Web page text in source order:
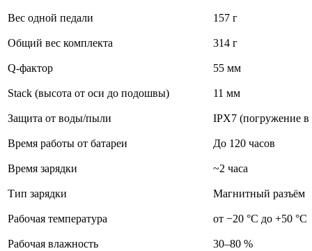
Вес одной педали 157 г
Общий вес комплекта 314 г
Q‑фактор 55 мм
Stack (высота от оси до подошвы) 11 мм
Защита от воды/пыли IPX7 (погружение в
Время работы от батареи До 120 часов
Время зарядки ~2 часа
Тип зарядки Магнитный разъём
Рабочая температура от −20 °C до +50 °C
Рабочая влажность 30–80 %